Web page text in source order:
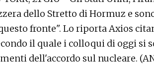
dello Stretto di Hormuz e
fronte". Lo riporta Axios
il quale i colloqui di oggi si
dell'accordo sul nucleare.